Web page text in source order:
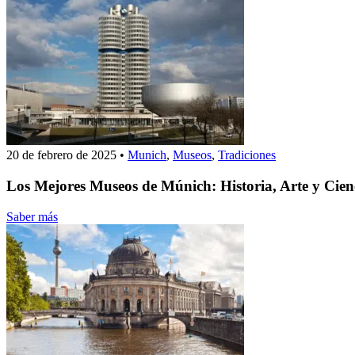
20 de febrero de 2025 • Munich, Museos, Tradiciones
Los Mejores Museos de Múnich: Historia, Arte y
Saber más